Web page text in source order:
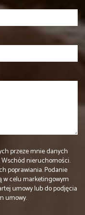
przeze mnie danych
nieruchomości.
poprawiania. Podanie
w celu marketingowym
umowy lub do podjęcia
umowy.